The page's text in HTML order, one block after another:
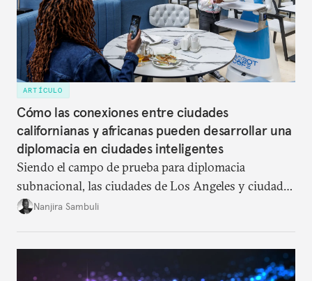
ARTÍCULO
Cómo las conexiones entre ciudades
californianas y africanas pueden desarrollar una
diplomacia en ciudades inteligentes
Siendo el campo de prueba para diplomacia
subnacional, las ciudades de Los Angeles y ciudades
africanes pueden aliarse para apalancar la
Nanjira Sambuli